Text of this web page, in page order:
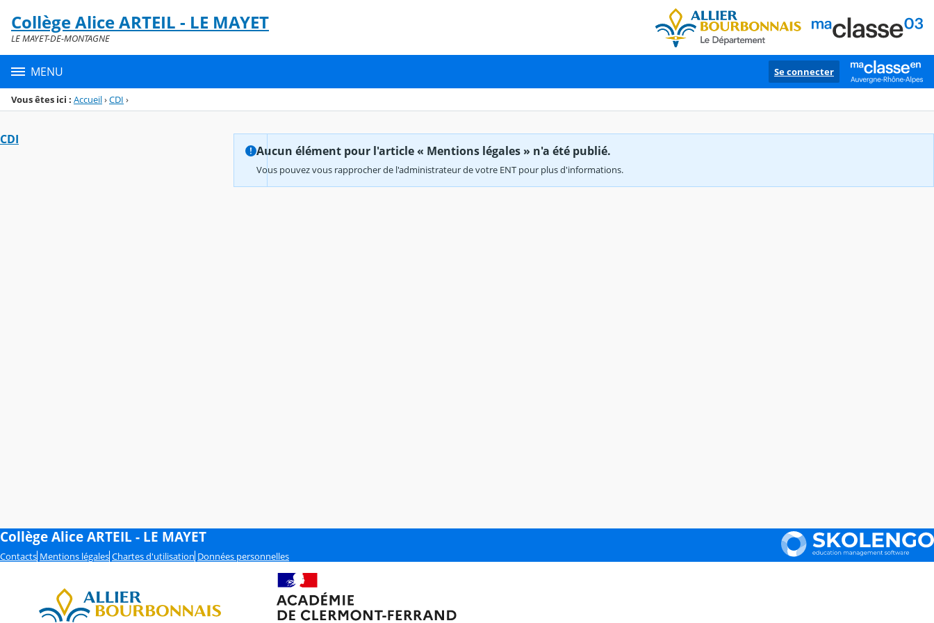
Menu de la rubrique
Contenu
Collège Alice ARTEIL - LE MAYET
LE MAYET-DE-MONTAGNE
MENU Se connecter
Vous êtes ici : Accueil›CDI ›
CDI
Aucun élément pour l'article « Mentions légales » n'a été publié.
Vous pouvez vous rapprocher de l'administrateur de votre ENT pour plus d'informations.
Collège Alice ARTEIL - LE MAYET
Contacts Mentions légales Chartes d'utilisation Données personnelles